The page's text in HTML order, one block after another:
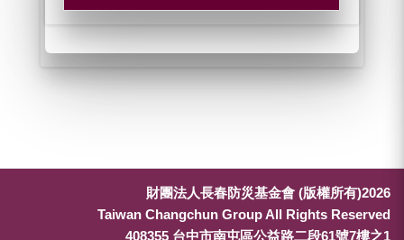
財團法人長春防災基金會 (版權所有)2026
Taiwan Changchun Group All Rights Reserved
408355 台中市南屯區公益路二段61號7樓之1